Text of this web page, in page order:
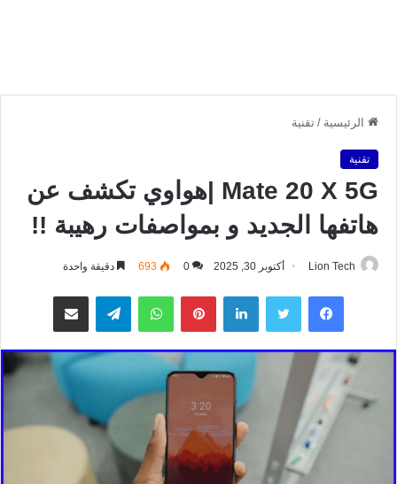
الرئيسية / تقنية
تقنية
Mate 20 X 5G |هواوي تكشف عن
هاتفها الجديد و بمواصفات رهيبة !!
Lion Tech أكتوبر 30, 2025 0
693 دقيقة واحدة
فيسبوك تويتر لينكدإن بينتيريستواتساب تيلقرام مشاركة عبر البريد